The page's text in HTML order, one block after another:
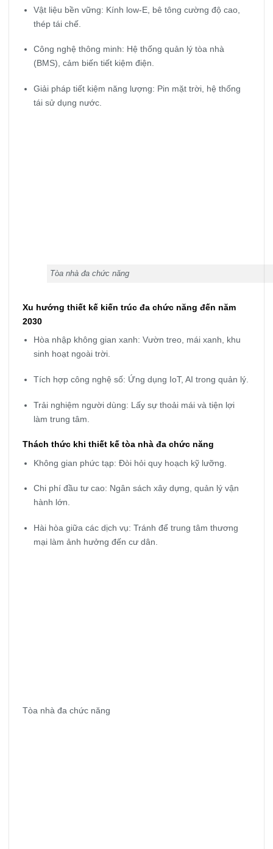
Vật liệu bền vững: Kính low-E, bê tông cường độ cao,
thép tái chế.
Công nghệ thông minh: Hệ thống quản lý tòa nhà
(BMS), cảm biến tiết kiệm điện.
Giải pháp tiết kiệm năng lượng: Pin mặt trời, hệ thống
tái sử dụng nước.
Tòa nhà đa chức năng
Xu hướng thiết kế kiến trúc đa chức năng đến năm
2030
Hòa nhập không gian xanh: Vườn treo, mái xanh, khu
sinh hoạt ngoài trời.
Tích hợp công nghệ số: Ứng dụng IoT, AI trong quản lý.
Trải nghiệm người dùng: Lấy sự thoải mái và tiện lợi
làm trung tâm.
Thách thức khi thiết kế tòa nhà đa chức năng
Không gian phức tạp: Đòi hỏi quy hoạch kỹ lưỡng.
Chi phí đầu tư cao: Ngân sách xây dựng, quản lý vận
hành lớn.
Hài hòa giữa các dịch vụ: Tránh để trung tâm thương
mại làm ảnh hưởng đến cư dân.
Tòa nhà đa chức năng